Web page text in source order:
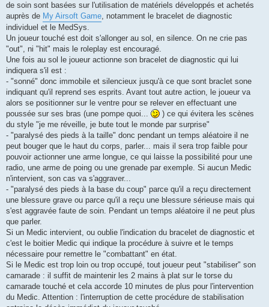
de soin sont basées sur l'utilisation de matériels développés et achetés
auprès de My Airsoft Game, notamment le bracelet de diagnostic
individuel et le MedSys.
Un joueur touché est doit s'allonger au sol, en silence. On ne crie pas
"out", ni "hit" mais le roleplay est encouragé.
Une fois au sol le joueur actionne son bracelet de diagnostic qui lui
indiquera s'il est :
- "sonné" donc immobile et silencieux jusqu'à ce que sont braclet sone
indiquant qu'il reprend ses esprits. Avant tout autre action, le joueur va
alors se positionner sur le ventre pour se relever en effectuant une
poussée sur ses bras (une pompe quoi...
) ce qui évitera les scènes
du style "je me réveille, je bute tout le monde par surprise"
- "paralysé des pieds à la taille" donc pendant un temps aléatoire il ne
peut bouger que le haut du corps, parler... mais il sera trop faible pour
pouvoir actionner une arme longue, ce qui laisse la possibilité pour une
radio, une arme de poing ou une grenade par exemple. Si aucun Medic
n'intervient, son cas va s'aggraver...
- "paralysé des pieds à la base du coup" parce qu'il a reçu directement
une blessure grave ou parce qu'il a reçu une blessure sérieuse mais qui
s'est aggravée faute de soin. Pendant un temps aléatoire il ne peut plus
que parler.
Si un Medic intervient, ou oublie l'indication du bracelet de diagnostic et
c'est le boitier Medic qui indique la procédure à suivre et le temps
nécessaire pour remettre le "combattant" en état.
Si le Medic est trop loin ou trop occupé, tout joueur peut "stabiliser" son
camarade : il suffit de maintenir les 2 mains à plat sur le torse du
camarade touché et cela accorde 10 minutes de plus pour l'intervention
du Medic. Attention : l'interruption de cette procédure de stabilisation